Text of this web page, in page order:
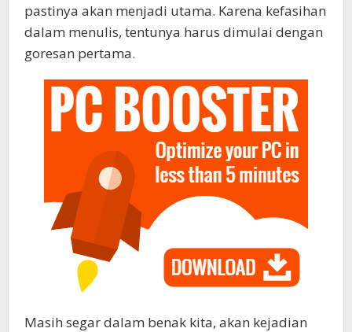
pastinya akan menjadi utama. Karena kefasihan
dalam menulis, tentunya harus dimulai dengan
goresan pertama.
Masih segar dalam benak kita, akan kejadian